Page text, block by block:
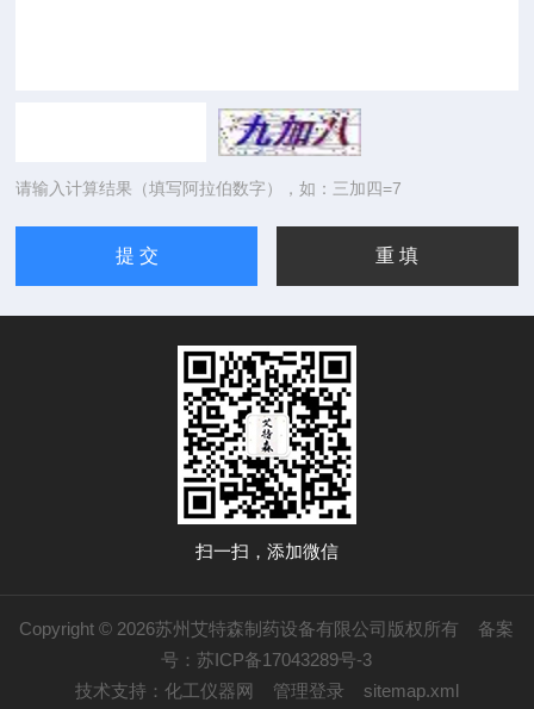
请输入计算结果（填写阿拉伯数字），如：三加四=7
扫一扫，添加微信
Copyright © 2026苏州艾特森制药设备有限公司版权所有 备案
号：苏ICP备17043289号-3
技术支持： 化工仪器网 管理登录 sitemap.xml